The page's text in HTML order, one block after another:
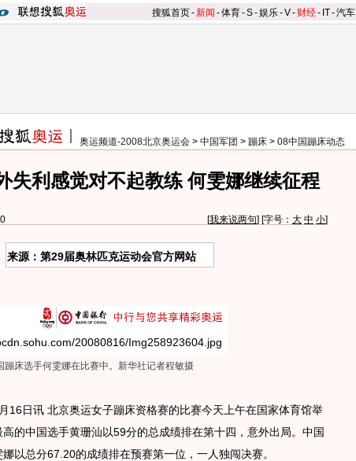
搜狐首页-新闻 -体育-S-娱乐-V- 财经- IT-汽车
奥运频道-2008北京奥运会 > 中国军团 > 蹦床 > 08中国蹦床动态
失利感觉对不起教练 何雯娜继续征程
[我来说两句] [字号： 大 中 小]
来源：第29届奥林匹克运动会官方网站
蹦床选手何雯娜在比赛中。新华社记者程敏摄
日讯 北京奥运女子蹦床资格赛的比赛今天上午在国家体育馆举
的中国选手黄珊汕以59分的总成绩排在第十四，意外出局。中国
以总分67.20的成绩排在预赛第一位，一人独闯决赛。